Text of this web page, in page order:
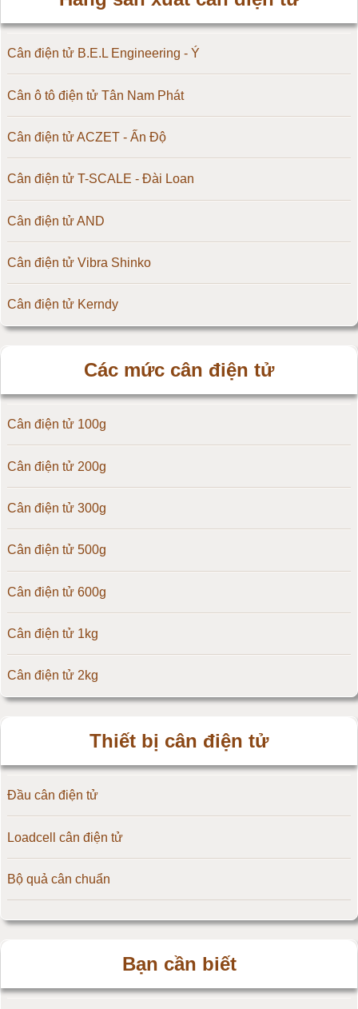
Cân điện tử B.E.L Engineering - Ý
Cân ô tô điện tử Tân Nam Phát
Cân điện tử ACZET - Ấn Độ
Cân điện tử T-SCALE - Đài Loan
Cân điện tử AND
Cân điện tử Vibra Shinko
Cân điện tử Kerndy
Cân điện tử OCS
Cân điện tử Digi
Cân điện tử TNP Scacle
Cân điện tử CAS Hàn Quốc
Cân điện tử Yaohua
Cân điện tử Amcells
Đầu cân điện tử Flintec
Các mức cân điện tử
Cân điện tử 100g
Cân điện tử 200g
Cân điện tử 300g
Cân điện tử 500g
Cân điện tử 600g
Cân điện tử 1kg
Cân điện tử 2kg
Cân điện tử 10kg
Cân điện tử 15kg
Cân điện tử 20kg
Cân điện tử 25kg
Thiết bị cân điện tử
Đầu cân điện tử
Loadcell cân điện tử
Bộ quả cân chuẩn
Bạn cần biết